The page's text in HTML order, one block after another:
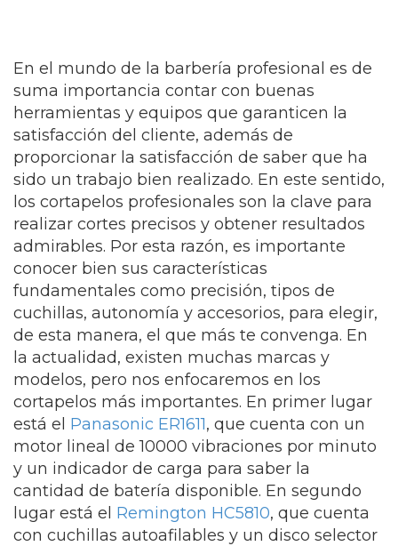
En el mundo de la barbería profesional es de
suma importancia contar con buenas
herramientas y equipos que garanticen la
satisfacción del cliente, además de
proporcionar la satisfacción de saber que ha
sido un trabajo bien realizado. En este sentido,
los cortapelos profesionales son la clave para
realizar cortes precisos y obtener resultados
admirables. Por esta razón, es importante
conocer bien sus características
fundamentales como precisión, tipos de
cuchillas, autonomía y accesorios, para elegir,
de esta manera, el que más te convenga. En
la actualidad, existen muchas marcas y
modelos, pero nos enfocaremos en los
cortapelos más importantes. En primer lugar
está el Panasonic ER1611, que cuenta con un
motor lineal de 10000 vibraciones por minuto
y un indicador de carga para saber la
cantidad de batería disponible. En segundo
lugar está el Remington HC5810, que cuenta
con cuchillas autoafilables y un disco selector